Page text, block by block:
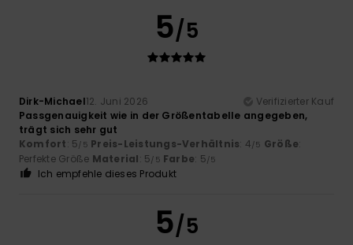
5/5
Dirk-Michael12. Juni 2026
Verifizierter Kauf
Passgenauigkeit wie in der Größentabelle angegeben,
trägt sich sehr gut
Komfort: 5/5 Preis-Leistungs-Verhältnis: 4/5 Größe:
Perfekte Größe Material: 5/5 Farbe: 5/5
Ich empfehle dieses Produkt
5/5